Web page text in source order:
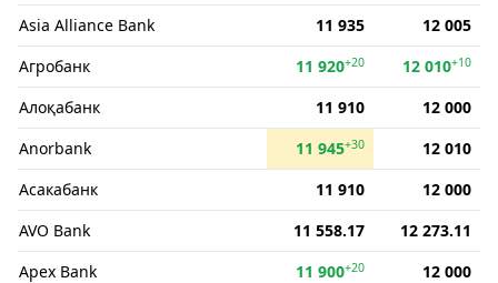
Asia Alliance Bank 11 935
12 005
Агробанк
11 920+20 12 010+10
Алоқабанк 11 910
12 000
Anorbank
11 945+30
12 010
Асакабанк
11 910
12 000
AVO Bank
11 558.17
12 273.11
Apex Bank
11 900+20
12 000